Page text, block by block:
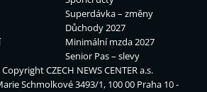
Superdávka – změny
Důchody 2027
Minimální mzda 2027
Senior Pas – slevy
CopyrightCZECH NEWS CENTER a.s.
Schmolkové 3493/1, 100 00 Praha 10 -